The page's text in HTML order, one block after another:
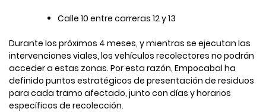
Calle 10 entre carreras 12 y 13
Durante los próximos 4 meses, y mientras se ejecutan las
intervenciones viales, los vehículos recolectores no podrán
acceder a estas zonas. Por esta razón, Empocabal ha
definido puntos estratégicos de presentación de residuos
para cada tramo afectado, junto con días y horarios
específicos de recolección.